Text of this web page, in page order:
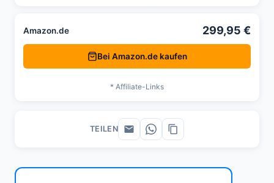
Amazon.de 299,95 €
Bei Amazon.de kaufen
* Affiliate-Links
TEILEN